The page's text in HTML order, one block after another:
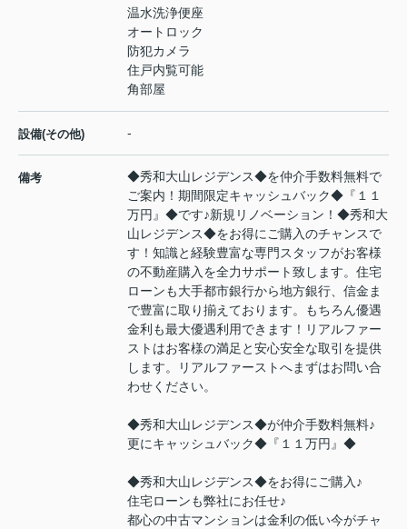
温水洗浄便座
オートロック
防犯カメラ
住戸内覧可能
角部屋
設備(その他) -
備考
◆秀和大山レジデンス◆を仲介手数料無料で
ご案内！期間限定キャッシュバック◆『１１
万円』◆です♪新規リノベーション！◆秀和大
山レジデンス◆をお得にご購入のチャンスで
す！知識と経験豊富な専門スタッフがお客様
の不動産購入を全力サポート致します。住宅
ローンも大手都市銀行から地方銀行、信金ま
で豊富に取り揃えております。もちろん優遇
金利も最大優遇利用できます！リアルファー
ストはお客様の満足と安心安全な取引を提供
します。リアルファーストへまずはお問い合
わせください。
◆秀和大山レジデンス◆が仲介手数料無料♪
更にキャッシュバック◆『１１万円』◆
◆秀和大山レジデンス◆をお得にご購入♪
住宅ローンも弊社にお任せ♪
都心の中古マンションは金利の低い今がチャ